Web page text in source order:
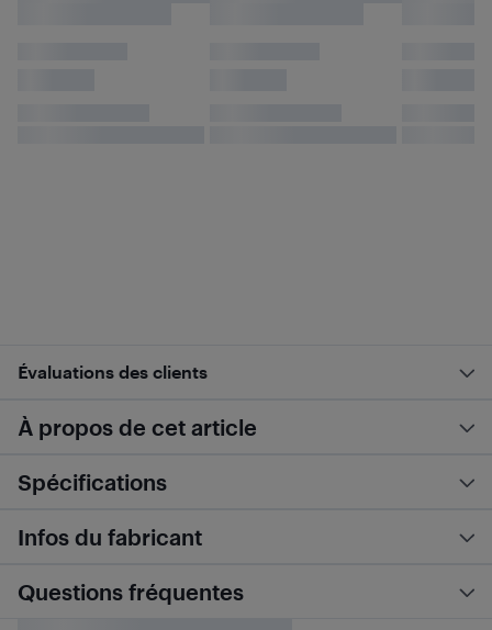
Évaluations des clients
À propos de cet article
Spécifications
Infos du fabricant
Questions fréquentes